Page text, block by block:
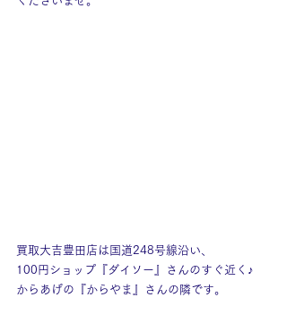
買取大吉豊田店は国道248号線沿い、
100円ショップ『ダイソー』さんのすぐ近く♪
からあげの『からやま』さんの隣です。